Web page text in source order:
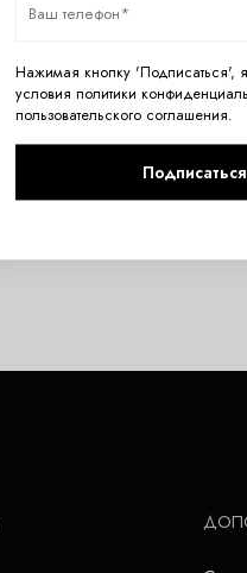
Нажимая кнопку 'Подписаться',
условия политики
пользовательского соглашения.
Подписаться